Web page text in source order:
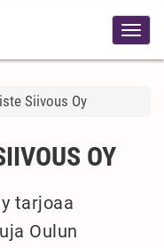
Siivous Oy
OY
tarjoaa
Oulun